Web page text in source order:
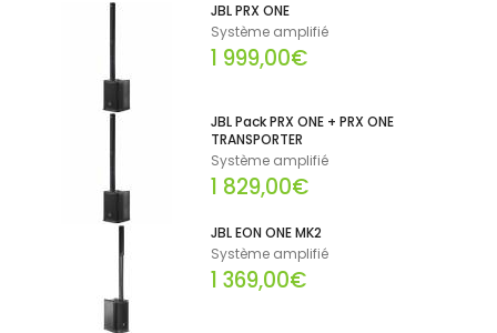
JBL PRX ONE
Système amplifié
1 999,00€
JBL Pack PRX ONE + PRX ONE
TRANSPORTER
Système amplifié
1 829,00€
JBL EON ONE MK2
Système amplifié
1 369,00€